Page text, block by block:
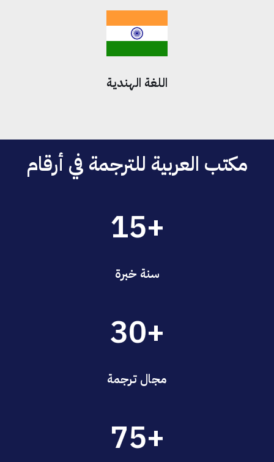
اللغة الهندية
مكتب العربية للترجمة في أرقام
+15
سنة خبرة
+30
مجال ترجمة
+75